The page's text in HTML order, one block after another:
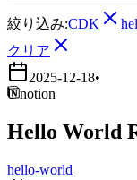
絞り込み:CDK
クリア
2025-12-18•
notion
Hello World
hello-world